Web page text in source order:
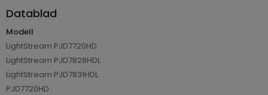
Datablad
Modell
LightStream PJD7720HD
LightStream PJD7828HDL
LightStream PJD7831HDL
PJD7720HD